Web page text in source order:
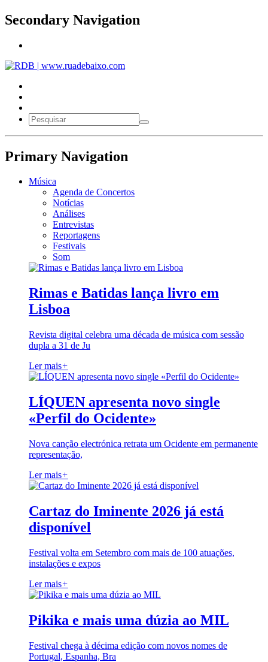
Secondary Navigation
Primary Navigation
Música
Agenda de Concertos
Notícias
Análises
Entrevistas
Reportagens
Festivais
Som
Rimas e Batidas lança livro em
Lisboa
Revista digital celebra uma década de música com sessão
dupla a 31 de Ju
Ler mais+
LÍQUEN apresenta novo single
«Perfil do Ocidente»
Nova canção electrónica retrata um Ocidente em permanente
representação,
Ler mais+
Cartaz do Iminente 2026 já está
disponível
Festival volta em Setembro com mais de 100 atuações,
instalações e expos
Ler mais+
Pikika e mais uma dúzia ao MIL
Festival chega à décima edição com novos nomes de
Portugal, Espanha, Bra